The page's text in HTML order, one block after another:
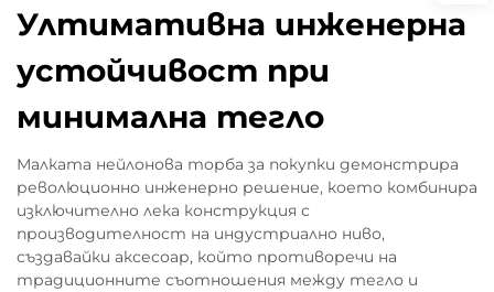
Ултимативна инженерна
устойчивост при
минимална тегло
Малката нейлонова торба за покупки демонстрира
революционно инженерно решение, което комбинира
изключително лека конструкция с
производителност на индустриално ниво,
създавайки аксесоар, който противоречи на
традиционните съотношения между тегло и